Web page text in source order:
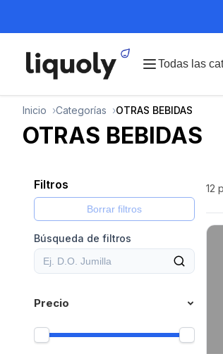
Todas las
Inicio Categorías OTRAS BEBIDAS
OTRAS BEBIDAS
Filtros
Borrar filtros
Búsqueda de filtros
Precio
12